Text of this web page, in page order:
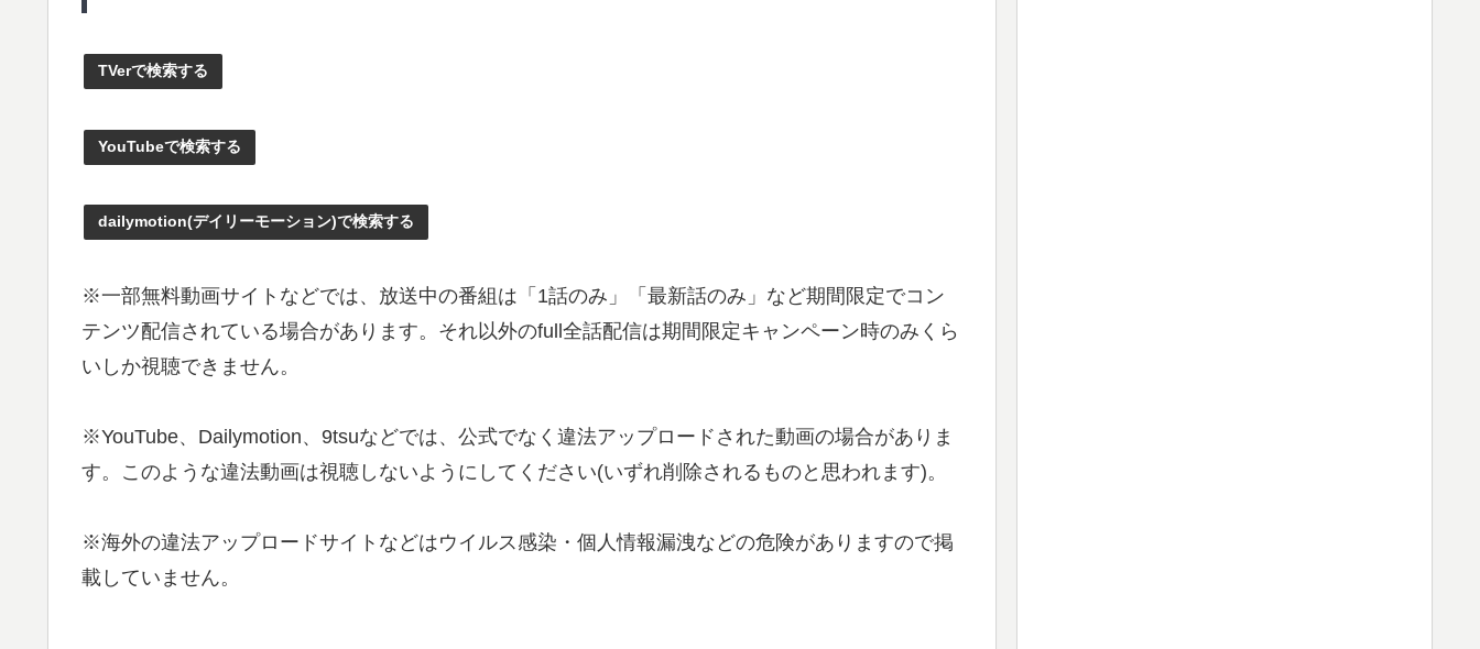
TVerで検索する
YouTubeで検索する
dailymotion(デイリーモーション)で検索する
※一部無料動画サイトなどでは、放送中の番組は「1話のみ」「最新話のみ」など期間限定でコン
テンツ配信されている場合があります。それ以外のfull全話配信は期間限定キャンペーン時のみくら
いしか視聴できません。
※YouTube、Dailymotion、9tsuなどでは、公式でなく違法アップロードされた動画の場合がありま
す。このような違法動画は視聴しないようにしてください(いずれ削除されるものと思われます)。
※海外の違法アップロードサイトなどはウイルス感染・個人情報漏洩などの危険がありますので掲
載していません。